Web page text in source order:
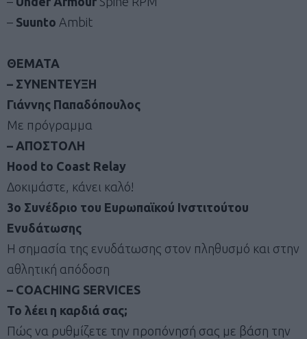
– Suunto Ambit
ΘΕΜΑΤΑ
– ΣΥΝΕΝΤΕΥΞΗ
Γιάννης Παπαδόπουλος
Με πρόγραμμα
– ΑΠΟΣΤΟΛΗ
Hood to Coast Relay
Δοκιμάστε, κάνει καλό!
3ο Συνέδριο του Ευρωπαϊκού Ινστιτούτου
Ενυδάτωσης
Η σημασία της ενυδάτωσης στον πληθυσμό και στην
αθλητική απόδοση
– COACHING SERVICES
Το λέει η καρδιά σας;
Πώς να ρυθμίζετε την προπόνησή σας με βάση την